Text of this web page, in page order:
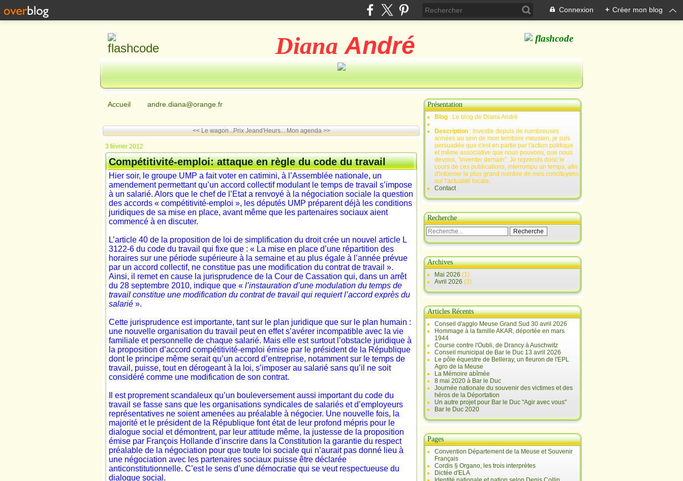
Connexion + Créer mon blog
Diana André
Accueil andre.diana@orange.fr
<< Le wagon...Prix Jeand'Heurs... Mon agenda >>
3 février 2012
Compétitivité-emploi: attaque en règle du code du travail
Hier soir, le groupe UMP a fait voter en catimini, à l’Assemblée nationale, un
amendement permettant qu’un accord collectif modulant le temps de travail s’impose
à un salarié. Alors que le chef de l’Etat a renvoyé à la négociation sociale la question
des accords « compétitivité-emploi », les députés UMP préparent déjà les conditions
juridiques de sa mise en place, avant même que les partenaires sociaux aient
commencé à en discuter.
L’article 40 de la proposition de loi de simplification du droit crée un nouvel article L
3122-6 du code du travail qui fixe que : « La mise en place d’une répartition des
horaires sur une période supérieure à la semaine et au plus égale à l’année prévue
par un accord collectif, ne constitue pas une modification du contrat de travail ».
Ainsi, il remet en cause la jurisprudence de la Cour de Cassation qui, dans un arrêt
du 28 septembre 2010, indique que « l’instauration d’une modulation du temps de
travail constitue une modification du contrat de travail qui requiert l’accord exprès du
salarié ».
Cette jurisprudence est importante, tant sur le plan juridique que sur le plan humain :
une nouvelle organisation du travail peut en effet s’avérer incompatible avec la vie
familiale et personnelle de chaque salarié. Mais elle est surtout l’obstacle juridique à
la proposition d’accord compétitivité-emploi émise par le président de la République
dont le principe même serait qu’un accord d’entreprise, notamment sur le temps de
travail, puisse, tout en dérogeant à la loi, s’imposer au salarié sans qu’il ne soit
considéré comme une modification de son contrat.
Il est proprement scandaleux qu’un bouleversement aussi important du code du
travail se fasse sans que les organisations syndicales de salariés et d’employeurs
représentatives ne soient amenées au préalable à négocier. Une nouvelle fois, la
majorité et le président de la République font état de leur profond mépris pour le
dialogue social et démontrent, par leur attitude même, la justesse de la proposition
émise par François Hollande d’inscrire dans la Constitution la garantie du respect
préalable de la négociation pour que toute loi sociale qui n’aurait pas donné lieu à
une négociation avec les partenaires sociaux puisse être déclarée
anticonstitutionnelle. C’est le sens d’une démocratie qui se veut respectueuse du
dialogue social.
Présentation
Blog : Le blog de Diana André
Description : Investie depuis de nombreuses
années au sein de mon territoire meusien, je suis
persuadée que c'est en partie par l'action politique
et même associative que nous pouvons, que nous
devons, "inventer demain". Je reprends donc le
cours de ces publications, interrompu un temps, afin
d'informer le plus grand nombre de mes concitoyens
sur l'actualité locale.
Contact
Recherche
Archives
Mai 2026 (1)
Avril 2026 (3)
Articles Récents
Conseil d'agglo Meuse Grand Sud 30 avril 2026
Hommage à la famille AKAR, déportée en mars
1944
Course contre l'Oubli, de Drancy à Auschwitz
Conseil municipal de Bar le Duc 13 avril 2026
Le pôle équestre de Belleray, un fleuron de l'EPL
Agro de la Meuse
La Mémoire abîmée
8 mai 2020 à Bar le Duc
Journée nationale du souvenir des victimes et des
héros de la Déportation
Un autre projet pour Bar le Duc "Agir avec vous"
Bar le Duc 2020
Pages
Convention Département de la Meuse et Souvenir
Français
Cordis § Organo, les trois interprètes
Dictée d'ELA